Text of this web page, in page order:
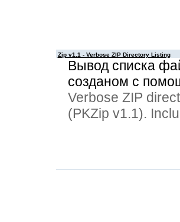
Zip v1.1 - Verbose ZIP Directory Listing
Вывод списка
созданом с
Verbose ZIP
(PKZip v1.1).